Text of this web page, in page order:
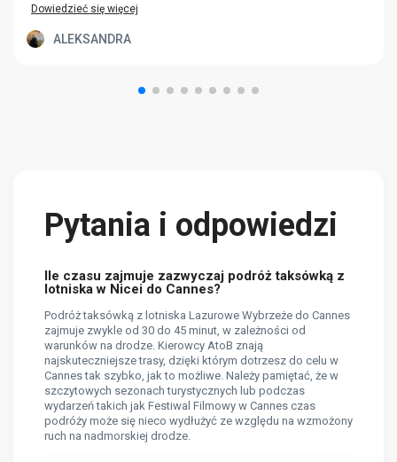
Dowiedzieć się więcej
ALEKSANDRA
Pytania i odpowiedzi
Ile czasu zajmuje zazwyczaj podróż taksówką z
lotniska w Nicei do Cannes?
Podróż taksówką z lotniska Lazurowe Wybrzeże do Cannes
zajmuje zwykle od 30 do 45 minut, w zależności od
warunków na drodze. Kierowcy AtoB znają
najskuteczniejsze trasy, dzięki którym dotrzesz do celu w
Cannes tak szybko, jak to możliwe. Należy pamiętać, że w
szczytowych sezonach turystycznych lub podczas
wydarzeń takich jak Festiwal Filmowy w Cannes czas
podróży może się nieco wydłużyć ze względu na wzmożony
ruch na nadmorskiej drodze.